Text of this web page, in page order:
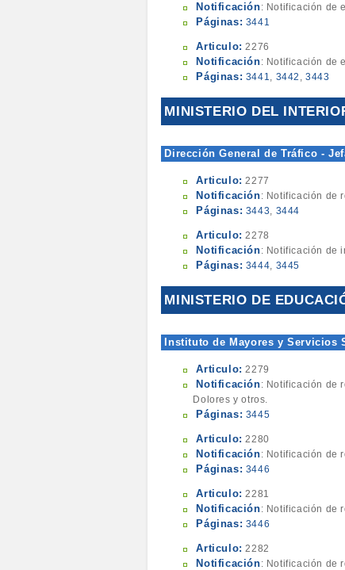
Notificación: Notificación de
Páginas: 3441
Articulo: 2276
Notificación: Notificación de
Páginas: 3441, 3442 ,3443
MINISTERIO DEL
Dirección General de Tráfico -
Articulo: 2277
Notificación: Notificación de
Páginas: 3443, 3444
Articulo: 2278
Notificación: Notificación de
Páginas: 3444, 3445
MINISTERIO DE
Instituto de Mayores y
Articulo: 2279
Notificación: Notificación de
Dolores y otros.
Páginas: 3445
Articulo: 2280
Notificación: Notificación de
Páginas: 3446
Articulo: 2281
Notificación: Notificación de
Páginas: 3446
Articulo: 2282
Notificación: Notificación de